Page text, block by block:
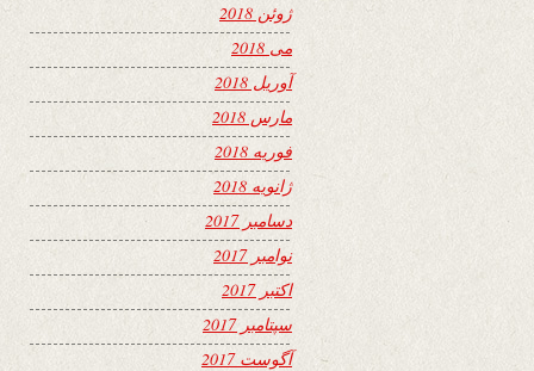
ژوئن 2018
می 2018
آوریل 2018
مارس 2018
فوریه 2018
ژانویه 2018
دسامبر 2017
نوامبر 2017
اکتبر 2017
سپتامبر 2017
آگوست 2017